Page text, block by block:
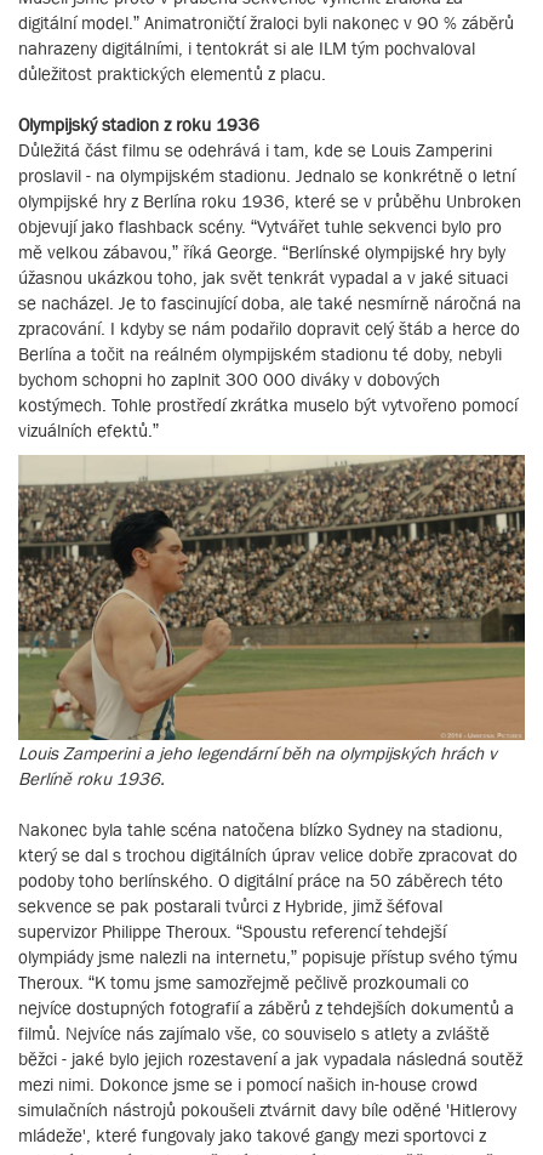
digitální model.” Animatroničtí žraloci byli nakonec v 90 % záběrů
nahrazeny digitálními, i tentokrát si ale ILM tým pochvaloval
důležitost praktických elementů z placu.
Olympijský stadion z roku 1936
Důležitá část filmu se odehrává i tam, kde se Louis Zamperini
proslavil - na olympijském stadionu. Jednalo se konkrétně o letní
olympijské hry z Berlína roku 1936, které se v průběhu Unbroken
objevují jako flashback scény. “Vytvářet tuhle sekvenci bylo pro
mě velkou zábavou,” říká George. “Berlínské olympijské hry byly
úžasnou ukázkou toho, jak svět tenkrát vypadal a v jaké situaci
se nacházel. Je to fascinující doba, ale také nesmírně náročná na
zpracování. I kdyby se nám podařilo dopravit celý štáb a herce do
Berlína a točit na reálném olympijském stadionu té doby, nebyli
bychom schopni ho zaplnit 300 000 diváky v dobových
kostýmech. Tohle prostředí zkrátka muselo být vytvořeno pomocí
vizuálních efektů.”
Louis Zamperini a jeho legendární běh na olympijských hrách v
Berlíně roku 1936.
Nakonec byla tahle scéna natočena blízko Sydney na stadionu,
který se dal s trochou digitálních úprav velice dobře zpracovat do
podoby toho berlínského. O digitální práce na 50 záběrech této
sekvence se pak postarali tvůrci z Hybride, jimž šéfoval
supervizor Philippe Theroux. “Spoustu referencí tehdejší
olympiády jsme nalezli na internetu,” popisuje přístup svého týmu
Theroux. “K tomu jsme samozřejmě pečlivě prozkoumali co
nejvíce dostupných fotografií a záběrů z tehdejších dokumentů a
filmů. Nejvíce nás zajímalo vše, co souviselo s atlety a zvláště
běžci - jaké bylo jejich rozestavení a jak vypadala následná soutěž
mezi nimi. Dokonce jsme se i pomocí našich in-house crowd
simulačních nástrojů pokoušeli ztvárnit davy bíle oděné 'Hitlerovy
mládeže', které fungovaly jako takové gangy mezi sportovci z